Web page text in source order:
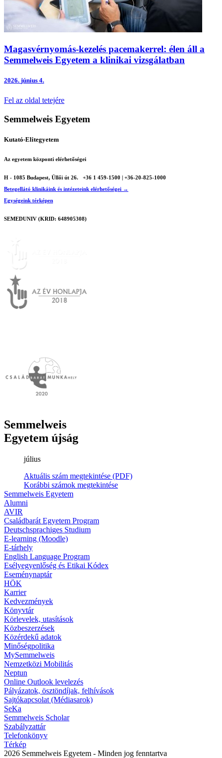
Magasvérnyomás-kezelés pacemakerrel: élen áll a
Semmelweis Egyetem a klinikai vizsgálatban
2026. június 4.
Fel az oldal tetejére
Semmelweis Egyetem
Kutató-Elitegyetem
Az egyetem központi elérhetőségei
H - 1085 Budapest, Üllői út 26.
+36 1 459-1500 | +36-20-825-1000
Betegellátó klinikáink és intézeteink elérhetőségei →
Egységeink térképen
SEMEDUNIV (KRID: 648905308)
Semmelweis
Egyetem újság
július
Aktuális szám megtekintése (PDF)
Korábbi számok megtekintése
Semmelweis Egyetem
Alumni
AVIR
Családbarát Egyetem Program
Deutschsprachiges Studium
E-learning (Moodle)
E-tárhely
English Language Program
Esélyegyenlőség és Etikai Kódex
Eseménynaptár
HÖK
Karrier
Kedvezmények
Könyvtár
Körlevelek, utasítások
Közbeszerzések
Közérdekű adatok
Minőségpolitika
MySemmelweis
Nemzetközi Mobilitás
Neptun
Online Outlook levelezés
Pályázatok, ösztöndíjak, felhívások
Sajtókapcsolat (Médiasarok)
SeKa
Semmelweis Scholar
Szabályzattár
Telefonkönyv
Térkép
2026 Semmelweis Egyetem - Minden jog fenntartva